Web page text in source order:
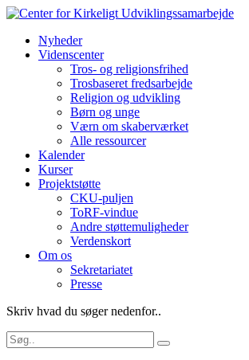
Nyheder
Videnscenter
Tros- og religionsfrihed
Trosbaseret fredsarbejde
Religion og udvikling
Børn og unge
Værn om skaberværket
Alle ressourcer
Kalender
Kurser
Projektstøtte
CKU-puljen
ToRF-vindue
Andre støttemuligheder
Verdenskort
Om os
Sekretariatet
Presse
Skriv hvad du søger nedenfor..